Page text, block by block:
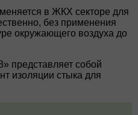
в ЖКХ секторе для
без применения
окружающего воздуха до
собой
изоляции стыка для